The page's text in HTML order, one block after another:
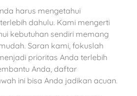
harus mengetahui
dahulu. Kami mengerti
kebutuhan sendiri memang
Saran kami, fokuslah
prioritas Anda terlebih
Anda, daftar
ini bisa Anda jadikan acuan.